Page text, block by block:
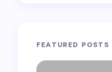
FEATURED POSTS